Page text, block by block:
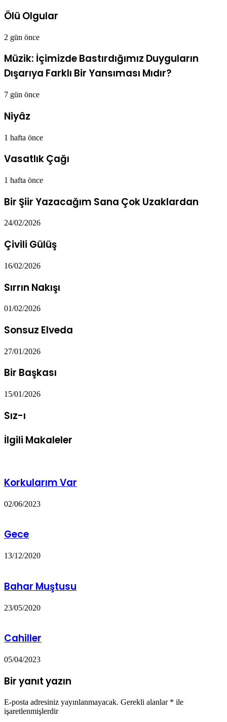
Ölü Olgular
2 gün önce
Müzik: İçimizde Bastırdığımız Duyguların
Dışarıya Farklı Bir Yansıması Mıdır?
7 gün önce
Niyâz
1 hafta önce
Vasatlık Çağı
1 hafta önce
Bir Şiir Yazacağım Sana Çok Uzaklardan
24/02/2026
Çivili Gülüş
16/02/2026
Sırrın Nakışı
01/02/2026
Sonsuz Elveda
27/01/2026
Bir Başkası
15/01/2026
Sız-ı
İlgili Makaleler
Korkularım Var
02/06/2023
Gece
13/12/2020
Bahar Muştusu
23/05/2020
Cahiller
05/04/2023
Bir yanıt yazın
E-posta adresiniz yayınlanmayacak. Gerekli alanlar * ile
işaretlenmişlerdir